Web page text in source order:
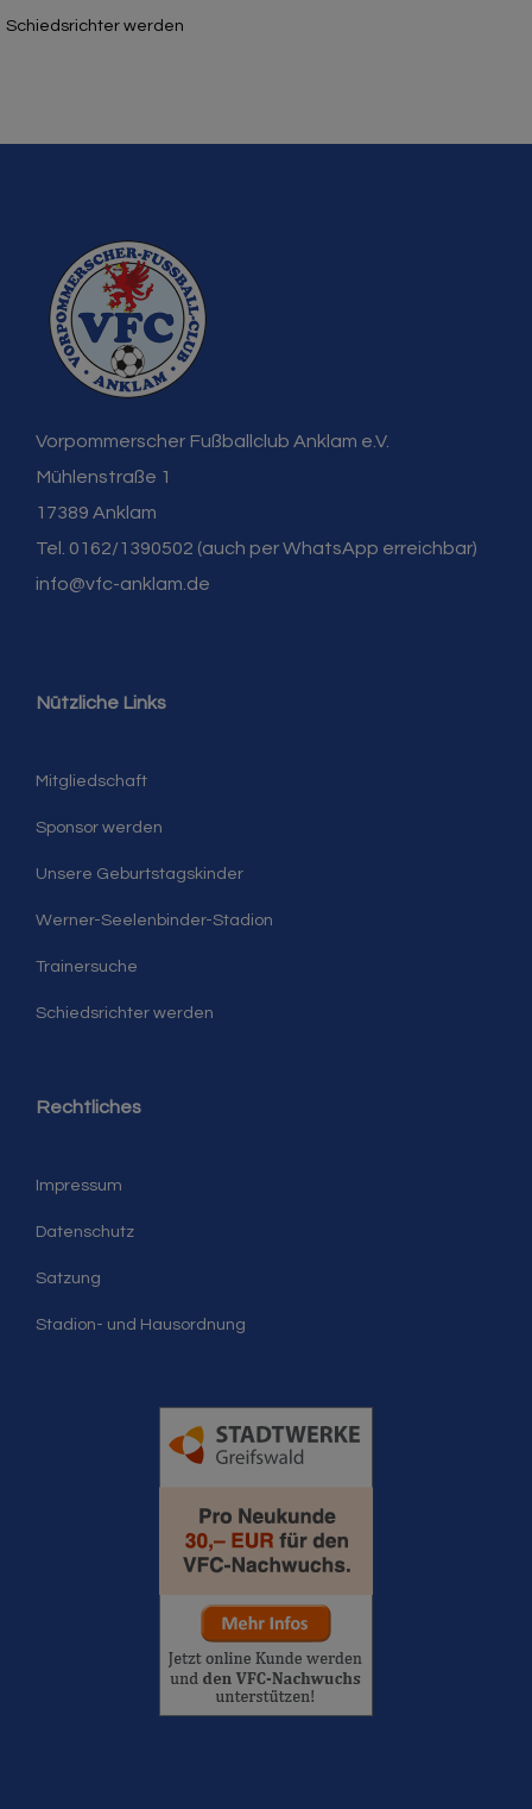
Schiedsrichter werden
Vorpommerscher Fußballclub Anklam e.V.
Mühlenstraße 1
17389 Anklam
Tel. 0162/1390502 (auch per WhatsApp erreichbar)
info@vfc-anklam.de
Nützliche Links
Mitgliedschaft
Sponsor werden
Unsere Geburtstagskinder
Werner-Seelenbinder-Stadion
Trainersuche
Schiedsrichter werden
Rechtliches
Impressum
Datenschutz
Satzung
Stadion- und Hausordnung